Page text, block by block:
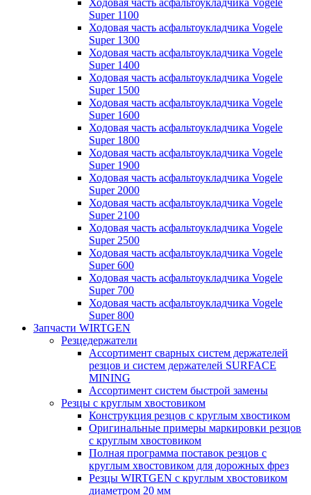
Ходовая часть асфальтоукладчика Vogele
Super 1100
Ходовая часть асфальтоукладчика Vogele
Super 1300
Ходовая часть асфальтоукладчика Vogele
Super 1400
Ходовая часть асфальтоукладчика Vogele
Super 1500
Ходовая часть асфальтоукладчика Vogele
Super 1600
Ходовая часть асфальтоукладчика Vogele
Super 1800
Ходовая часть асфальтоукладчика Vogele
Super 1900
Ходовая часть асфальтоукладчика Vogele
Super 2000
Ходовая часть асфальтоукладчика Vogele
Super 2100
Ходовая часть асфальтоукладчика Vogele
Super 2500
Ходовая часть асфальтоукладчика Vogele
Super 600
Ходовая часть асфальтоукладчика Vogele
Super 700
Ходовая часть асфальтоукладчика Vogele
Super 800
Запчасти WIRTGEN
Резцедержатели
Ассортимент сварных систем держателей
резцов и систем держателей SURFACE
MINING
Ассортимент систем быстрой замены
Резцы с круглым хвостовиком
Конструкция резцов с круглым хвостиком
Оригинальные примеры маркировки резцов
с круглым хвостовиком
Полная программа поставок резцов с
круглым хвостовиком для дорожных фрез
Резцы WIRTGEN с круглым хвостовиком
диаметром 20 мм